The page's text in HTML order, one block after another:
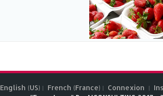
English (US) French (France) Connexion